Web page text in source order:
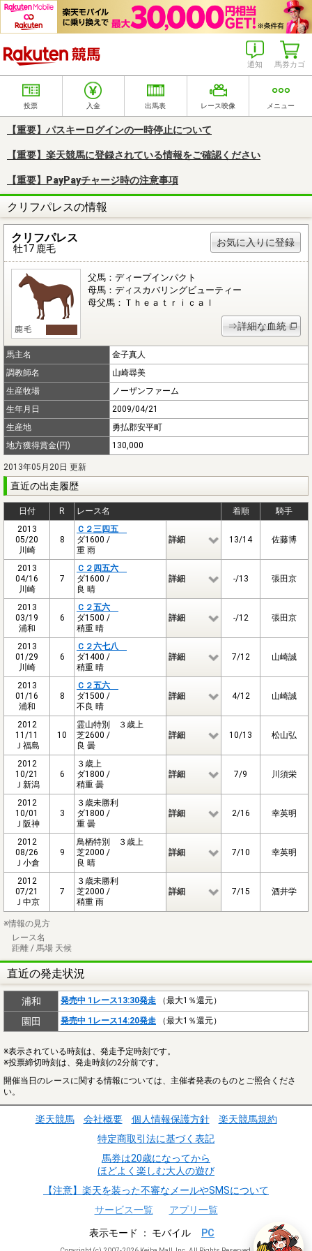
馬券カゴ
通知
投票 入金 出馬表 レース映像 メニュー
【重要】パスキーログインの一時停止について
【重要】楽天競馬に登録されている情報をご確認ください
【重要】PayPayチャージ時の注意事項
クリフパレスの情報
クリフパレス
牡17 鹿毛
お気に入りに登録
父馬：ディープインパクト
母馬：ディスカバリングビューティー
母父馬：Ｔｈｅａｔｒｉｃａｌ
⇒詳細な血統
馬主名
金子真人
調教師名
山崎尋美
生産牧場
ノーザンファーム
生年月日
2009/04/21
生産地
勇払郡安平町
地方獲得賞金(円)
130,000
2013年05月20日 更新
直近の出走履歴
日付 R レース名 着順
騎手
2013
05/20
川崎
8
Ｃ２三四五
ダ1600 /
重 雨
詳細 13/14 佐藤博
2013
04/16
川崎
7
Ｃ２四五六
ダ1600 /
良 晴
詳細 -/13 張田京
2013
03/19
浦和
6
Ｃ２五六
ダ1500 /
稍重 晴
詳細 -/12 張田京
2013
01/29
川崎
6
Ｃ２六七八
ダ1400 /
稍重 晴
詳細 7/12 山崎誠
2013
01/16
浦和
8
Ｃ２五六
ダ1500 /
不良 晴
詳細 4/12 山崎誠
2012
11/11
Ｊ福島
10
霊山特別 ３歳上
芝2600 /
良 曇
詳細 10/13 松山弘
2012
10/21
Ｊ新潟
6
３歳上
ダ1800 /
稍重 曇
詳細 7/9 川須栄
2012
10/01
Ｊ阪神
3
３歳未勝利
ダ1800 /
重 曇
詳細 2/16 幸英明
2012
08/26
Ｊ小倉
9
鳥栖特別 ３歳上
芝2000 /
良 晴
詳細 7/10 幸英明
2012
07/21
Ｊ中京
7
３歳未勝利
芝2000 /
稍重 雨
詳細 7/15 酒井学
※情報の見方
レース名
距離 / 馬場 天候
直近の発走状況
浦和 発売中 1レース13:30発走 （最大1％還元）
園田 発売中 1レース14:20発走 （最大1％還元）
※表示されている時刻は、発走予定時刻です。
※投票締切時刻は、発走時刻の2分前です。
開催当日のレースに関する情報については、主催者発表のものとご照合くださ
い。
楽天競馬 会社概要 個人情報保護方針
楽天競馬規約
特定商取引法に基づく表記
馬券は20歳になってから
ほどよく楽しむ大人の遊び
【注意】楽天を装った不審なメールやSMSについて
サービス一覧
アプリ一覧
表示モード モバイル PC